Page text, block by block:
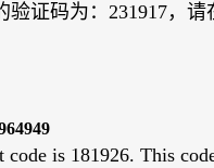
验证码为：231917，
code is 181926. This